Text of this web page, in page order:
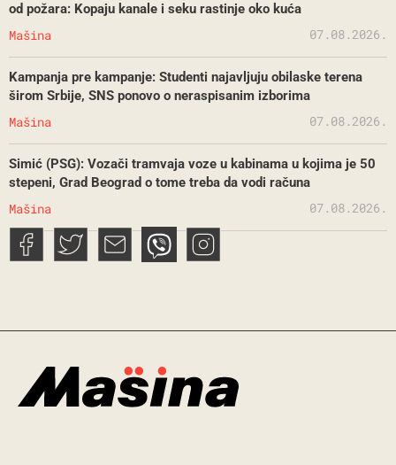
od požara: Kopaju kanale i seku rastinje oko kuća
Mašina 07.08.2026.
Kampanja pre kampanje: Studenti najavljuju obilaske terena
širom Srbije, SNS ponovo o neraspisanim izborima
Mašina 07.08.2026.
Simić (PSG): Vozači tramvaja voze u kabinama u kojima je 50
stepeni, Grad Beograd o tome treba da vodi računa
Mašina 07.08.2026.